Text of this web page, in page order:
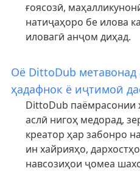
ғоясозӣ,
натиҷаҳоро бе илова
иловагӣ анҷом диҳад.
Оё DittoDub метавонад
ҳадафнок ё иҷтимоӣ
DittoDub паёмрасонии
аслӣ нигоҳ медорад,
креатор ҳар забонро
ин хайрияҳо,
навсозиҳои ҷомеа